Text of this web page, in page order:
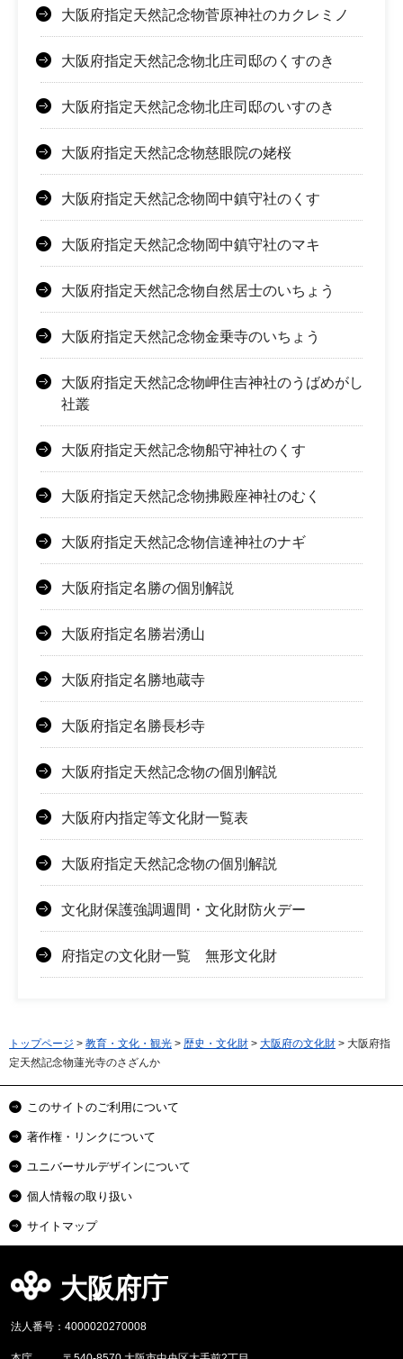
大阪府指定天然記念物菅原神社のカクレミノ
大阪府指定天然記念物北庄司邸のくすのき
大阪府指定天然記念物北庄司邸のいすのき
大阪府指定天然記念物慈眼院の姥桜
大阪府指定天然記念物岡中鎮守社のくす
大阪府指定天然記念物岡中鎮守社のマキ
大阪府指定天然記念物自然居士のいちょう
大阪府指定天然記念物金乗寺のいちょう
大阪府指定天然記念物岬住吉神社のうばめがし
社叢
大阪府指定天然記念物船守神社のくす
大阪府指定天然記念物拂殿座神社のむく
大阪府指定天然記念物信達神社のナギ
大阪府指定名勝の個別解説
大阪府指定名勝岩湧山
大阪府指定名勝地蔵寺
大阪府指定名勝長杉寺
大阪府指定天然記念物の個別解説
大阪府内指定等文化財一覧表
大阪府指定天然記念物の個別解説
文化財保護強調週間・文化財防火デー
府指定の文化財一覧 無形文化財
トップページ > 教育・文化・観光 > 歴史・文化財 > 大阪府の文化財 > 大阪府指
定天然記念物蓮光寺のさざんか
このサイトのご利用について
著作権・リンクについて
ユニバーサルデザインについて
個人情報の取り扱い
サイトマップ
大阪府庁
法人番号：4000020270008